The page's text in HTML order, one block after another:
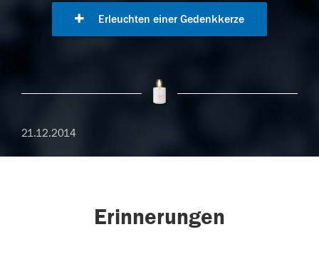
Erleuchten einer Gedenkkerze
21.12.2014
Erinnerungen